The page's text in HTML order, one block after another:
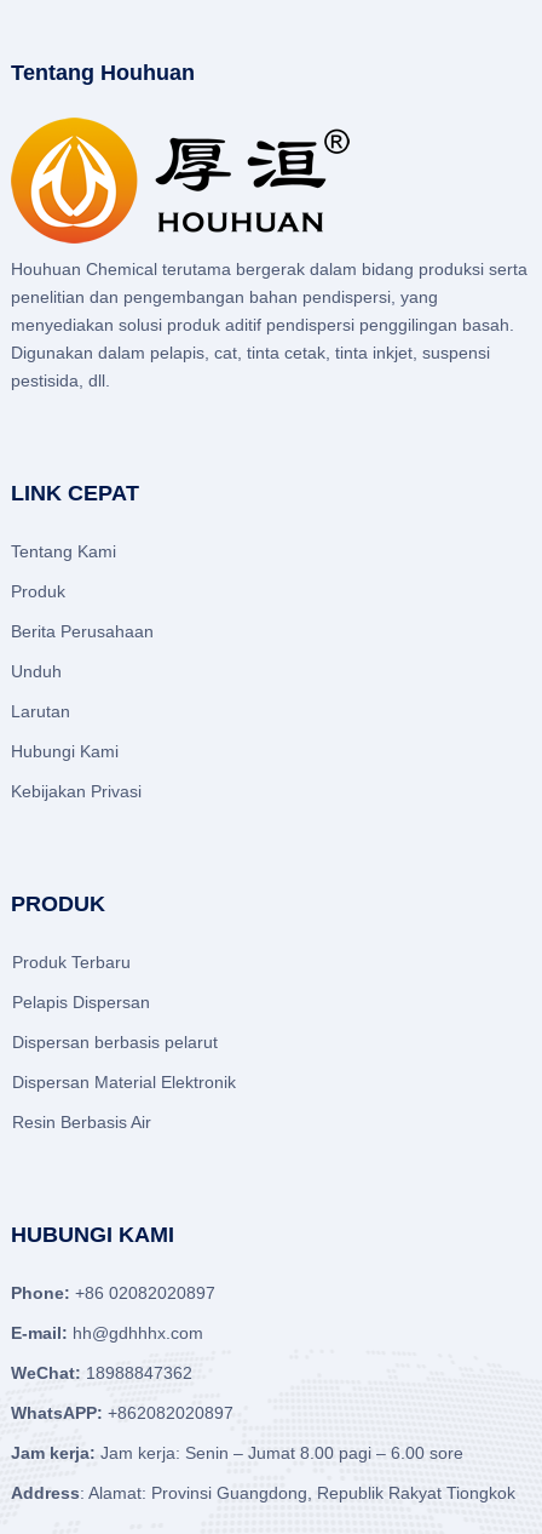
Tentang Houhuan
Houhuan Chemical terutama bergerak dalam bidang produksi serta
penelitian dan pengembangan bahan pendispersi, yang
menyediakan solusi produk aditif pendispersi penggilingan basah.
Digunakan dalam pelapis, cat, tinta cetak, tinta inkjet, suspensi
pestisida, dll.
LINK CEPAT
Tentang Kami
Produk
Berita Perusahaan
Unduh
Larutan
Hubungi Kami
Kebijakan Privasi
PRODUK
Produk Terbaru
Pelapis Dispersan
Dispersan berbasis pelarut
Dispersan Material Elektronik
Resin Berbasis Air
HUBUNGI KAMI
Phone: +86 02082020897
E-mail: hh@gdhhhx.com
WeChat: 18988847362
WhatsAPP: +862082020897
Jam kerja: Jam kerja: Senin – Jumat 8.00 pagi – 6.00 sore
Address: Alamat: Provinsi Guangdong, Republik Rakyat Tiongkok